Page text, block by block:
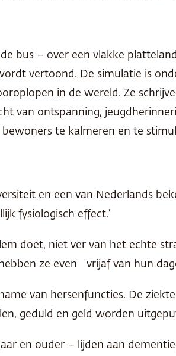
bus – over een vlakke
vertoond. De simulatie is
in de wereld. Ze
van ontspanning,
te kalmeren en te
en een van Nederlands
fysiologisch effect.’
doet, niet ver van het echte
ze even vrijaf van hun
van hersenfuncties. De
geduld en geld worden
en ouder – lijden aan